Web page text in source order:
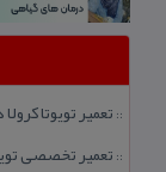
:: تعمیر تویوتا
:: تعمیر تخصصی